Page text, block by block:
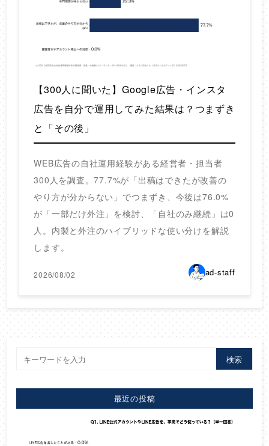
【300人に聞いた】Google広告・インスタ
広告を自分で運用してみた結果は？つまずき
と「その後」
WEB広告の自社運用経験がある経営者・担当者
300人を調査。77.7%が「出稿はできたが改善の
やり方が分からない」でつまずき、今後は76.0%
が「一部だけ外注」を検討、「自社のみ継続」は0
人。内製と外注のハイブリッドな使い分けを解説
します。
2026/08/02 ad-staff
検索
最近の投稿